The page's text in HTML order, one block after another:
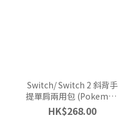
Switch/ Switch 2 斜背手
提單肩兩用包 (Pokemon
Pixel Art 像素風 紅色/ 綠
色, HORI)
HK$268.00